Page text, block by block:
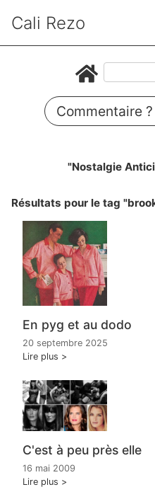
Cali Rezo
Commentaire
"Nostalgie
Résultats pour le tag
En pyg et au dodo
20 septembre 2025
Lire plus
C'est à peu près elle
16 mai 2009
Lire plus